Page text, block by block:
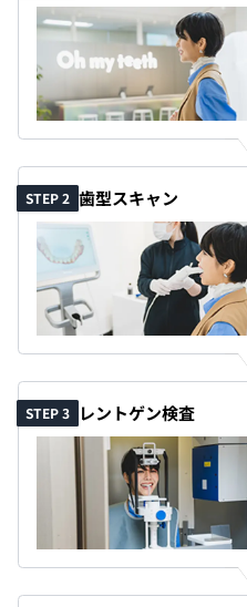
STEP 2 歯型スキャン
STEP 3 レントゲン検査